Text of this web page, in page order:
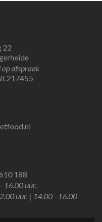
22
op afspraak
188
16.00 uur.
uur. | 14.00 - 16.00